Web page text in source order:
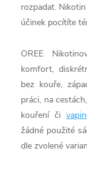
rozpadat.
účinek pocítíte
OREE
komfort,
bez kouře,
práci, na
kouření či
žádné použité
dle zvolené